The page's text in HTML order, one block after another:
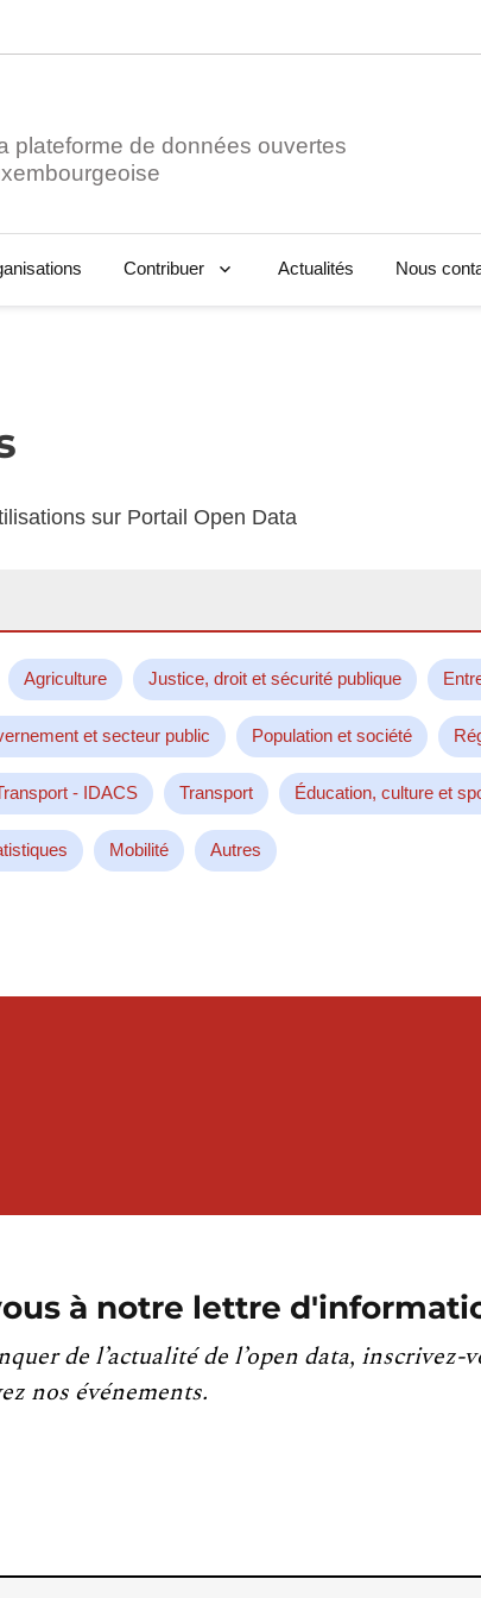
plateforme de données ouvertes
Contribuer Actualités Nous
sur Portail Open Data
Agriculture Justice, droit et sécurité publique
et secteur public Population et société
- IDACS Transport Éducation, culture et
Mobilité Autres
à notre lettre
de l’actualité de l’open data, inscrivez-
nos événements.